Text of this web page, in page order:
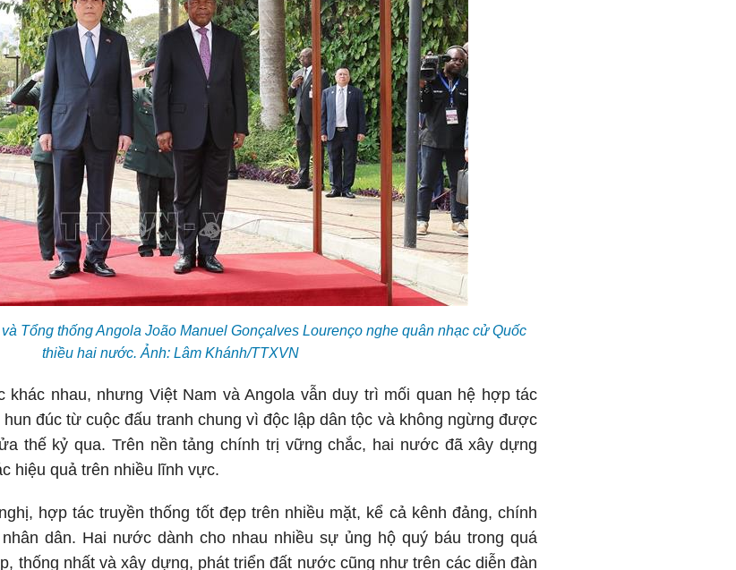
Tổng thống Angola João Manuel Gonçalves Lourenço nghe quân nhạc cử Quốc
thiều hai nước. Ảnh: Lâm Khánh/TTXVN
khác nhau, nhưng Việt Nam và Angola vẫn duy trì mối quan hệ hợp tác
đúc từ cuộc đấu tranh chung vì độc lập dân tộc và không ngừng được
thế kỷ qua. Trên nền tảng chính trị vững chắc, hai nước đã xây dựng
hiệu quả trên nhiều lĩnh vực.
hợp tác truyền thống tốt đẹp trên nhiều mặt, kể cả kênh đảng, chính
dân. Hai nước dành cho nhau nhiều sự ủng hộ quý báu trong quá
thống nhất và xây dựng, phát triển đất nước cũng như trên các diễn đàn